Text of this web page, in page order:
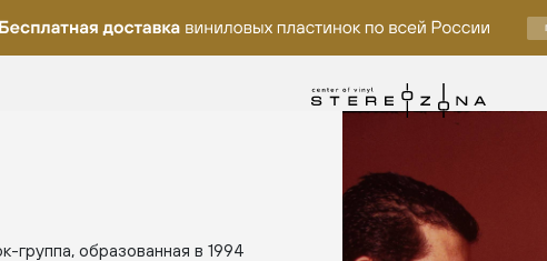
образованная в 1994